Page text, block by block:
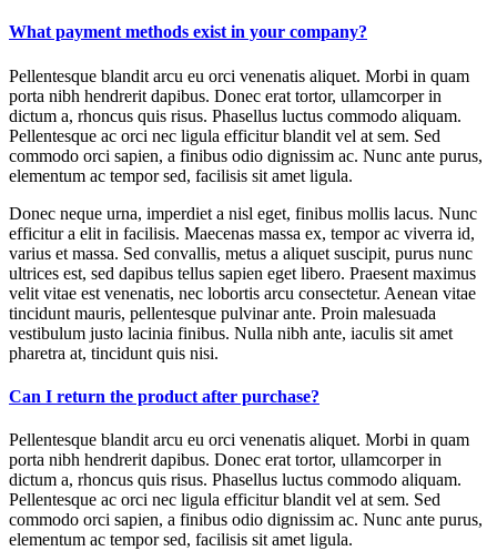
What payment methods exist in your company?
Pellentesque blandit arcu eu orci venenatis aliquet. Morbi in quam
porta nibh hendrerit dapibus. Donec erat tortor, ullamcorper in
dictum a, rhoncus quis risus. Phasellus luctus commodo aliquam.
Pellentesque ac orci nec ligula efficitur blandit vel at sem. Sed
commodo orci sapien, a finibus odio dignissim ac. Nunc ante purus,
elementum ac tempor sed, facilisis sit amet ligula.
Donec neque urna, imperdiet a nisl eget, finibus mollis lacus. Nunc
efficitur a elit in facilisis. Maecenas massa ex, tempor ac viverra id,
varius et massa. Sed convallis, metus a aliquet suscipit, purus nunc
ultrices est, sed dapibus tellus sapien eget libero. Praesent maximus
velit vitae est venenatis, nec lobortis arcu consectetur. Aenean vitae
tincidunt mauris, pellentesque pulvinar ante. Proin malesuada
vestibulum justo lacinia finibus. Nulla nibh ante, iaculis sit amet
pharetra at, tincidunt quis nisi.
Can I return the product after purchase?
Pellentesque blandit arcu eu orci venenatis aliquet. Morbi in quam
porta nibh hendrerit dapibus. Donec erat tortor, ullamcorper in
dictum a, rhoncus quis risus. Phasellus luctus commodo aliquam.
Pellentesque ac orci nec ligula efficitur blandit vel at sem. Sed
commodo orci sapien, a finibus odio dignissim ac. Nunc ante purus,
elementum ac tempor sed, facilisis sit amet ligula.